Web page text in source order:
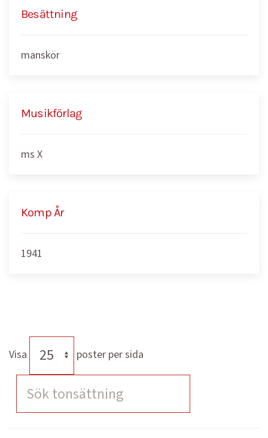
Besättning
manskör
Musikförlag
ms X
Komp År
1941
Visa poster per sida